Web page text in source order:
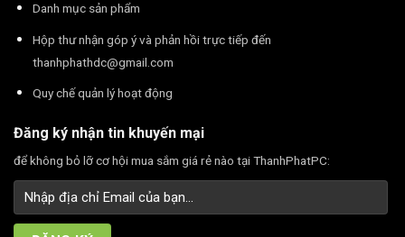
Danh mục sản phẩm
Hộp thư nhận góp ý và phản hồi trực tiếp đến
thanhphathdc@gmail.com
Quy chế quản lý hoạt động
Đăng ký nhận tin khuyến mại
để không bỏ lỡ cơ hội mua sắm giá rẻ nào tại ThanhPhatPC: